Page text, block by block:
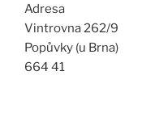
Adresa
Vintrovna 262/9
Popůvky (u Brna)
664 41